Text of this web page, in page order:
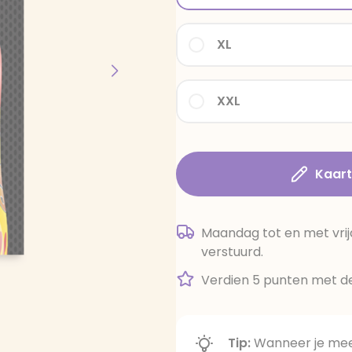
XXL
XL
Maandag tot en met
verstuurd.
Verdien 5 punten met
Tip:Wanneer je